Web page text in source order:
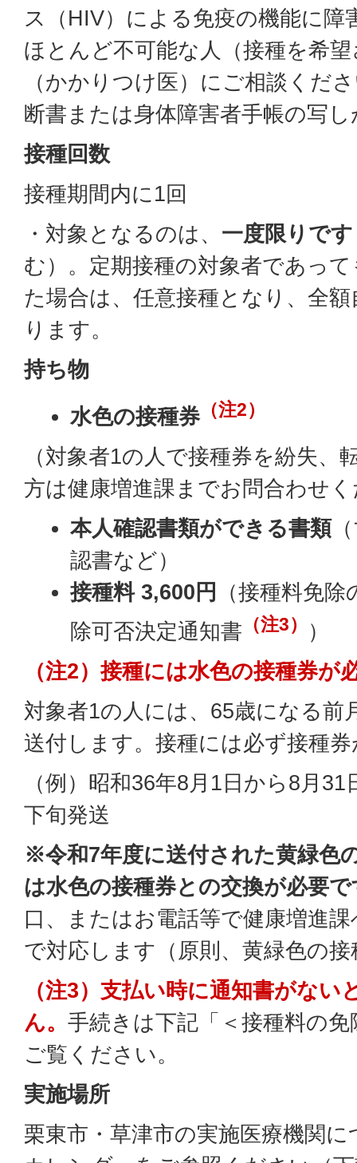
ス（HIV）による免疫の機能に障
ほとんど不可能な人（接種を希
（かかりつけ医）にご相談くだ
断書または身体障害者手帳の写
接種回数
接種期間内に1回
・対象となるのは、 一度限りです
む）。定期接種の対象者であっ
た場合は、任意接種となり、全
ります。
持ち物
水色の接種券 （注2）
（対象者1の人で接種券を紛失、
方は健康増進課までお問合わせ
本人確認書類ができる書類
認書など）
接種料 3,600円
（接種料免
除可否決定通知書 （注3）
）
（注2）接種には水色の接種券が
対象者1の人には、65歳になる前
送付します。接種には必ず接種
（例）昭和36年8月1日から8月
下旬発送
※令和7年度に送付された黄緑色
は水色の接種券との交換が必要で
口、またはお電話等で健康増進
で対応します（原則、黄緑色の
（注3）支払い時に通知書がな
ん。 手続きは下記「＜接種料の
ご覧ください。
実施場所
栗東市・草津市の実施医療機関